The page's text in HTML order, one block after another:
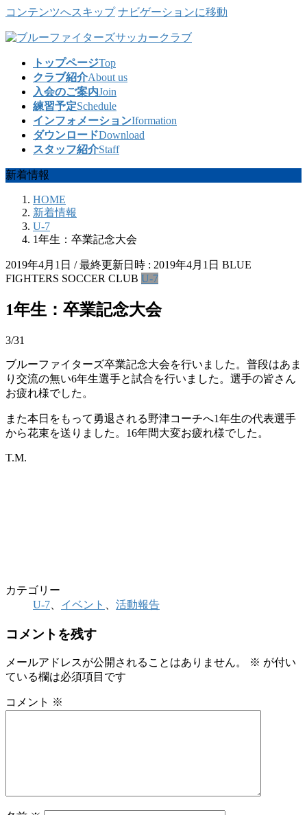
コンテンツへスキップ ナビゲーションに移動
トップページTop
クラブ紹介About us
入会のご案内Join
練習予定Schedule
インフォメーションIformation
ダウンロードDownload
スタッフ紹介Staff
新着情報
HOME
新着情報
U-7
1年生：卒業記念大会
2019年4月1日 / 最終更新日時 : 2019年4月1日 BLUE
FIGHTERS SOCCER CLUB U-7
1年生：卒業記念大会
3/31
ブルーファイターズ卒業記念大会を行いました。普段はあま
り交流の無い6年生選手と試合を行いました。選手の皆さん
お疲れ様でした。
また本日をもって勇退される野津コーチへ1年生の代表選手
から花束を送りました。16年間大変お疲れ様でした。
T.M.
カテゴリー
U-7
イベント 活動報告
コメントを残す
メールアドレスが公開されることはありません。 ※ が付い
ている欄は必須項目です
コメント ※